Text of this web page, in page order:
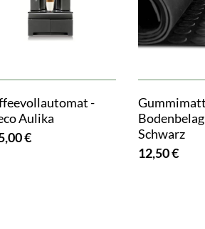
-
Aulika
€
Schwarz
12,50 €